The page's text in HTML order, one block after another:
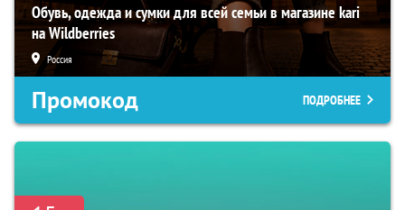
Обувь, одежда и сумки для всей семьи в магазине kari
на Wildberries
Россия
Промокод ПОДРОБНЕЕ